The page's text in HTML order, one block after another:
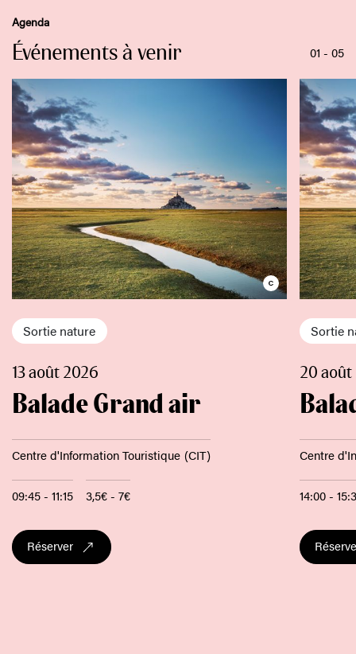
Agenda
Événements à venir
Sortie nature
13 août 2026
Balade Grand air
Centre d'Information Touristique (CIT)
09:45 - 11:15 3,5€ - 7€
Réserver
Sortie
20 août
Centre
14:00 -
01 - 05